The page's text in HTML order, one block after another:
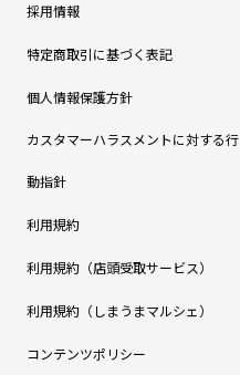
採用情報
特定商取引に基づく表記
個人情報保護方針
カスタマーハラスメントに対する行
動指針
利用規約
利用規約（店頭受取サービス）
利用規約（しまうまマルシェ）
コンテンツポリシー